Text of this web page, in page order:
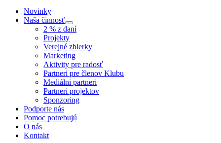
Novinky
Naša činnosť
Submenu
2 % z daní
Projekty
Verejné zbierky
Marketing
Aktivity pre radosť
Partneri pre členov Klubu
Mediálni partneri
Partneri projektov
Sponzoring
Podporte nás
Pomoc potrebujú
O nás
Kontakt